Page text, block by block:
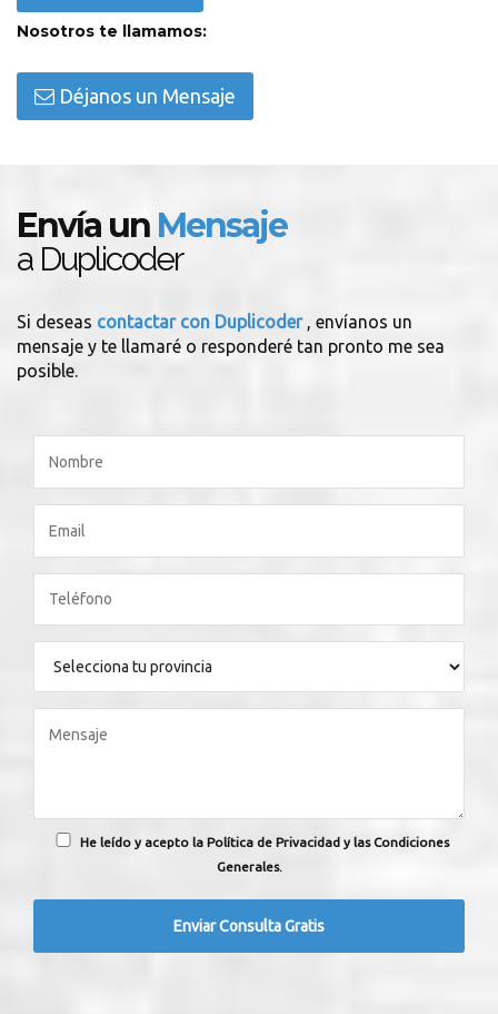
Nosotros te llamamos:
Déjanos un Mensaje
Envía un Mensaje
a Duplicoder
Si deseas contactar con Duplicoder , envíanos un
mensaje y te llamaré o responderé tan pronto me sea
posible.
He leído y acepto la Política de Privacidad y las Condiciones
Generales.